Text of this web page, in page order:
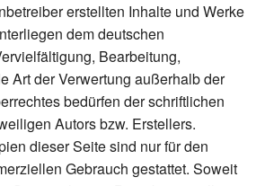
erstellten Inhalte und Werke
dem deutschen
Bearbeitung,
Art der Verwertung außerhalb der
bedürfen der schriftlichen
Autors bzw. Erstellers.
dieser Seite sind nur für den
Gebrauch gestattet. Soweit